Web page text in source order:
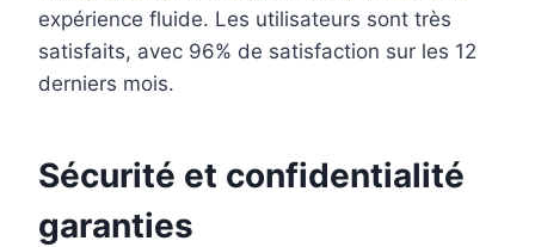
expérience fluide. Les utilisateurs sont très
satisfaits, avec 96% de satisfaction sur les 12
derniers mois.
Sécurité et confidentialité
garanties